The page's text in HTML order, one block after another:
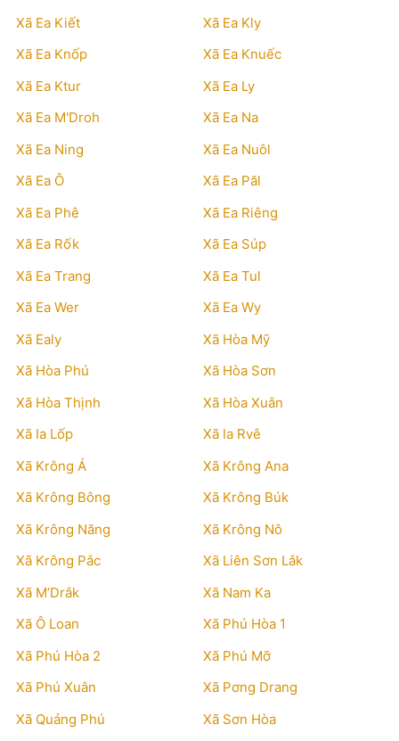
Xã Ea Kiết
Xã Ea Kly
Xã Ea Knốp
Xã Ea Knuếc
Xã Ea Ktur
Xã Ea Ly
Xã Ea M'Droh
Xã Ea Na
Xã Ea Ning
Xã Ea Nuôl
Xã Ea Ô
Xã Ea Păl
Xã Ea Phê
Xã Ea Riêng
Xã Ea Rốk
Xã Ea Súp
Xã Ea Trang
Xã Ea Tul
Xã Ea Wer
Xã Ea Wy
Xã Ealy
Xã Hòa Mỹ
Xã Hòa Phú
Xã Hòa Sơn
Xã Hòa Thịnh
Xã Hòa Xuân
Xã Ia Lốp
Xã Ia Rvê
Xã Krông Á
Xã Krông Ana
Xã Krông Bông
Xã Krông Búk
Xã Krông Năng
Xã Krông Nô
Xã Krông Pắc
Xã Liên Sơn Lắk
Xã M’Drắk
Xã Nam Ka
Xã Ô Loan
Xã Phú Hòa 1
Xã Phú Hòa 2
Xã Phú Mỡ
Xã Phú Xuân
Xã Pơng Drang
Xã Quảng Phú
Xã Sơn Hòa